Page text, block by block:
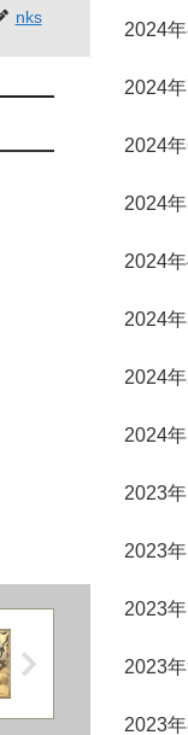
nks
2024年
2024年
2024年
2024年
2024年
2024年
2024年
2024年
2023
2023
2023
2023年
2023年